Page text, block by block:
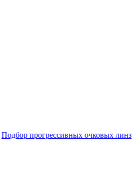
Подбор прогрессивных очковых линз